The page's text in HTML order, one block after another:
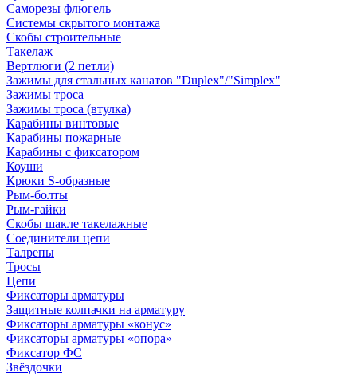
Саморезы флюгель
Системы скрытого монтажа
Скобы строительные
Такелаж
Вертлюги (2 петли)
Зажимы для стальных канатов "Duplex"/"Simplex"
Зажимы троса
Зажимы троса (втулка)
Карабины винтовые
Карабины пожарные
Карабины с фиксатором
Коуши
Крюки S-образные
Рым-болты
Рым-гайки
Скобы шакле такелажные
Соединители цепи
Талрепы
Тросы
Цепи
Фиксаторы арматуры
Защитные колпачки на арматуру
Фиксаторы арматуры «конус»
Фиксаторы арматуры «опора»
Фиксатор ФС
Звёздочки